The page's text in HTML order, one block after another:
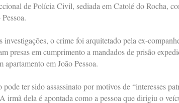
de Polícia Civil, sediada em Catolé do Rocha,
investigações, o crime foi arquitetado pela ex-
presas em cumprimento a mandados de prisão
apartamento em João Pessoa.
ter sido assassinato por motivos de “interesses
irmã dela é apontada como a pessoa que dirigiu o